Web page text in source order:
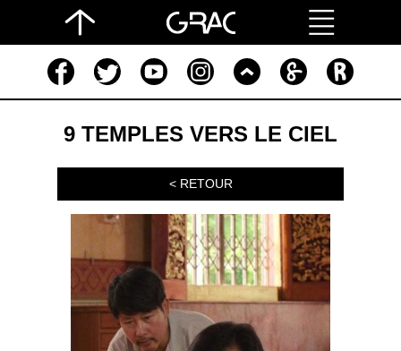
9 TEMPLES VERS LE CIEL
< RETOUR